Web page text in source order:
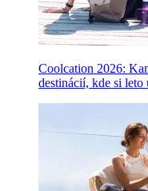
Coolcation 2026:
destinácií, kde si leto